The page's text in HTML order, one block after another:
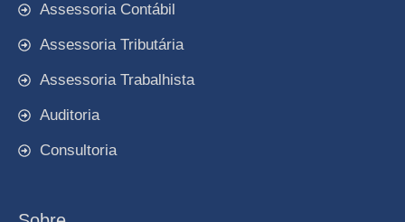
Assessoria Contábil
Assessoria Tributária
Assessoria Trabalhista
Auditoria
Consultoria